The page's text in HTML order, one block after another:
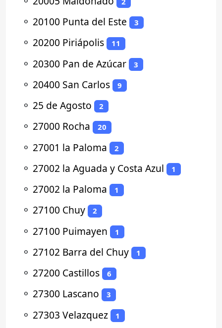
⚬ 20100 Punta del Este 3
⚬ 20200 Piriápolis 11
⚬ 20300 Pan de Azúcar 3
⚬ 20400 San Carlos 9
⚬ 25 de Agosto 2
⚬ 27000 Rocha 20
⚬ 27001 la Paloma 2
⚬ 27002 la Aguada y Costa Azul 1
⚬ 27002 la Paloma 1
⚬ 27100 Chuy 2
⚬ 27100 Puimayen 1
⚬ 27102 Barra del Chuy 1
⚬ 27200 Castillos 6
⚬ 27300 Lascano 3
⚬ 27303 Velazquez 1